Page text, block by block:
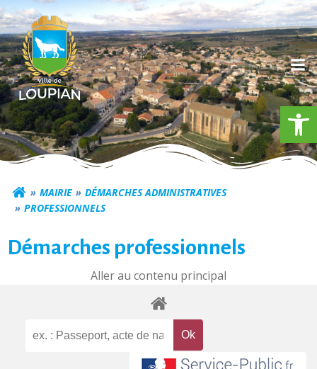
Aller
au
contenu
Commune de
MAIRIE
DÉMARCHES ADMINISTRATIVES
PROFESSIONNELS
Démarches professionnels
Aller au contenu principal